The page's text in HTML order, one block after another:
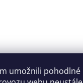
umožnili pohodlné